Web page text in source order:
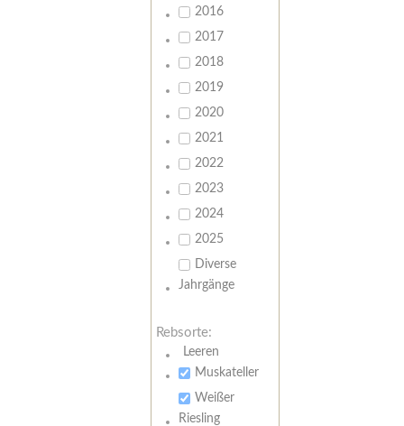
2016
2017
2018
2019
2020
2021
2022
2023
2024
2025
Diverse
Jahrgänge
Rebsorte:
Leeren
Muskateller
Weißer
Riesling